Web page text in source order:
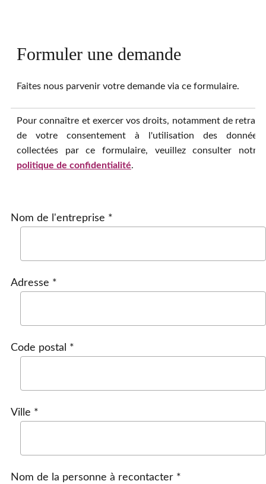
Formuler une demande
Faites nous parvenir votre demande via ce formulaire.
Pour connaître et exercer vos droits, notamment de retrait
de votre consentement à l'utilisation des données
collectées par ce formulaire, veuillez consulter notre
politique de confidentialité.
Nom de l'entreprise *
Adresse *
Code postal *
Ville *
Nom de la personne à recontacter *